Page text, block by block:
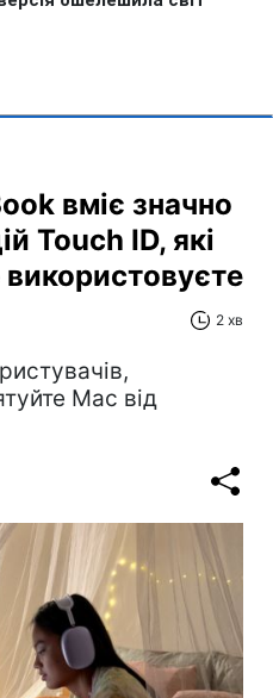
вміє значно
Touch ID, які
2 хв
Mac від